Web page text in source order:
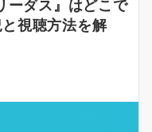
ーダス』はどこで
視聴方法を解